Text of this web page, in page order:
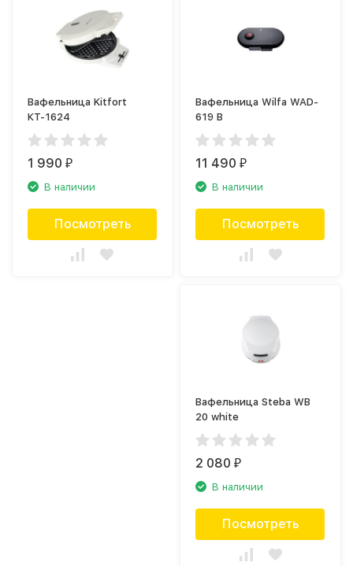
Вафельница Kitfort
КТ-1624
1 990₽
В наличии
Посмотреть
Вафельница Wilfa WAD-
619 B
11 490₽
В наличии
Посмотреть
Вафельница Steba WB
20 white
2 080₽
В наличии
Посмотреть